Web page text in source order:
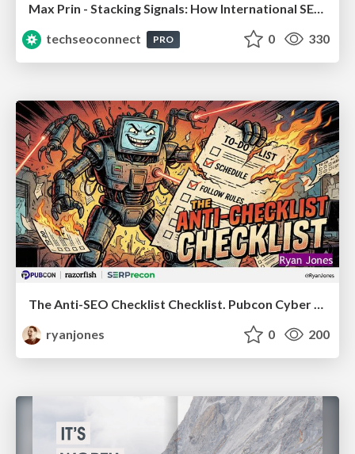
Max Prin - Stacking Signals: How International SEO Comes Together (And Falls Apart)
techseoconnect
PRO 0 330
ryanjones
0 200